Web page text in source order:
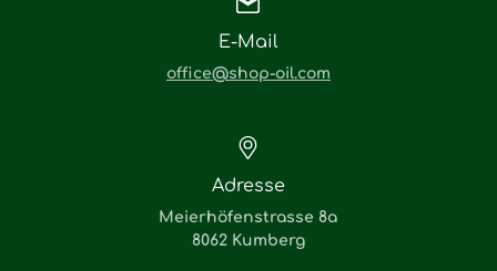
E-Mail
office@shop-oil.com
Adresse
Meierhöfenstrasse 8a
8062 Kumberg